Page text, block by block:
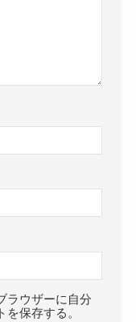
ラウザーに自分
保存する。